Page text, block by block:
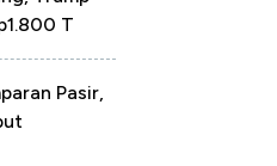
T
Pasir,